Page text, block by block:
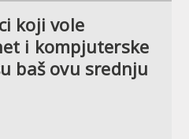
koji vole
i kompjuterske
baš ovu srednju